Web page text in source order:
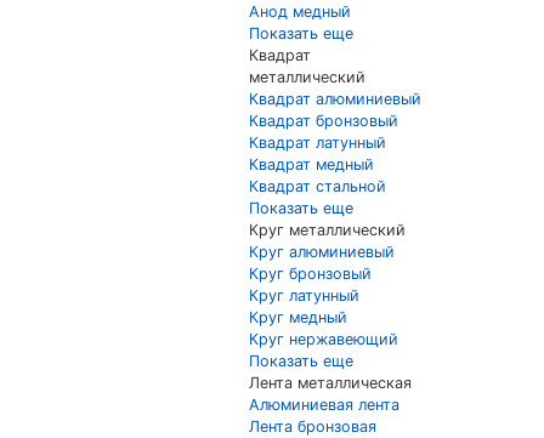
Анод медный
Показать еще
Квадрат
металлический
Квадрат алюминиевый
Квадрат бронзовый
Квадрат латунный
Квадрат медный
Квадрат стальной
Показать еще
Круг металлический
Круг алюминиевый
Круг бронзовый
Круг латунный
Круг медный
Круг нержавеющий
Показать еще
Лента металлическая
Алюминиевая лента
Лента бронзовая